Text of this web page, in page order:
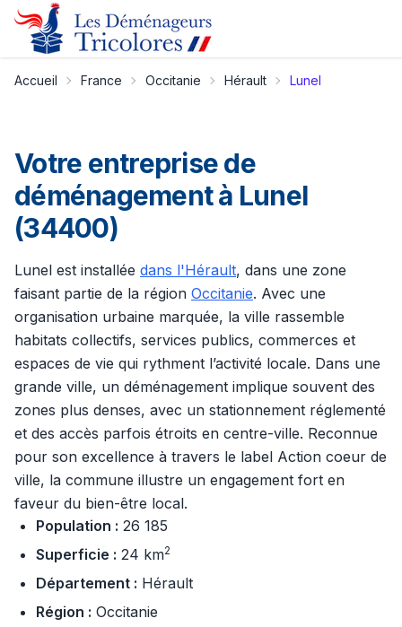
Accueil France Occitanie Hérault Lunel
Votre entreprise de
déménagement à Lunel
(34400)
Lunel est installée dans l'Hérault, dans une zone
faisant partie de la région Occitanie. Avec une
organisation urbaine marquée, la ville rassemble
habitats collectifs, services publics, commerces et
espaces de vie qui rythment l’activité locale. Dans une
grande ville, un déménagement implique souvent des
zones plus denses, avec un stationnement réglementé
et des accès parfois étroits en centre-ville. Reconnue
pour son excellence à travers le label Action coeur de
ville, la commune illustre un engagement fort en
faveur du bien-être local.
Population : 26 185
Superficie : 24 km2
Département : Hérault
Région : Occitanie